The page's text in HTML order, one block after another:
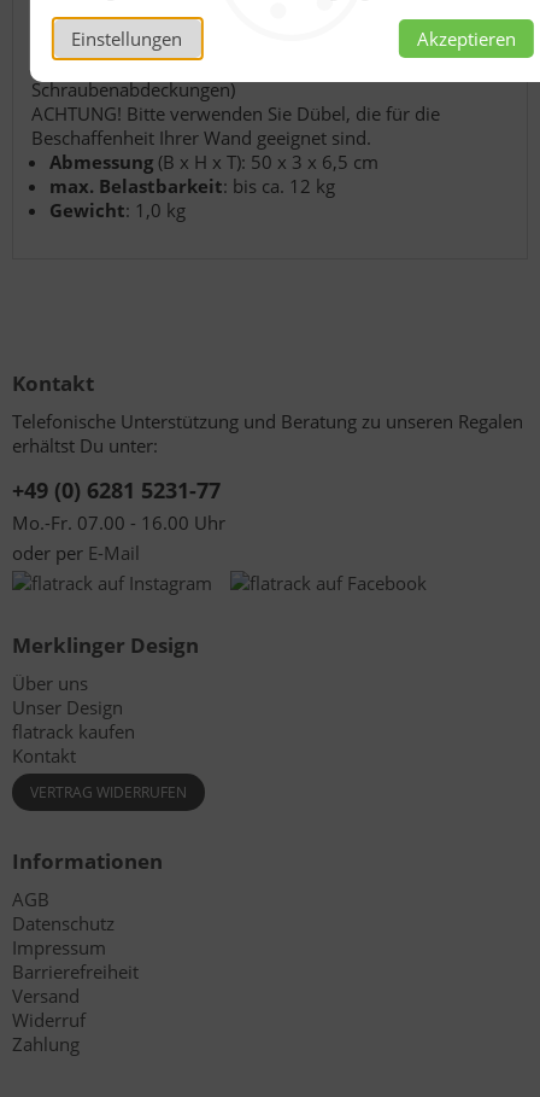
Einstellungen Akzeptieren
Farben pulverbeschichtet werden.
Befestigungsmaterial inklusive
(zwei Wanddübel, zwei Schrauben und
Schraubenabdeckungen)
ACHTUNG! Bitte verwenden Sie Dübel, die für die
Beschaffenheit Ihrer Wand geeignet sind.
Abmessung (B x H x T): 50 x 3 x 6,5 cm
max. Belastbarkeit: bis ca. 12 kg
Gewicht: 1,0 kg
Kontakt
Telefonische Unterstützung und Beratung zu unseren Regalen
erhältst Du unter:
+49 (0) 6281 5231-77
Mo.-Fr. 07.00 - 16.00 Uhr
oder per E-Mail
Merklinger Design
Über uns
Unser Design
flatrack kaufen
Kontakt
VERTRAG WIDERRUFEN
Informationen
AGB
Datenschutz
Impressum
Barrierefreiheit
Versand
Widerruf
Zahlung